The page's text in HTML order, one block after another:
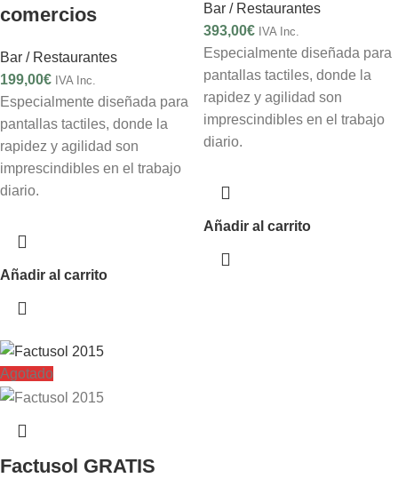
comercios
Bar / Restaurantes
199,00€ IVA Inc.
Especialmente diseñada para
pantallas tactiles, donde la
rapidez y agilidad son
imprescindibles en el trabajo
diario.
Añadir al carrito
Bar / Restaurantes
393,00€ IVA Inc.
Especialmente diseñada para
pantallas tactiles, donde la
rapidez y agilidad son
imprescindibles en el trabajo
diario.
Añadir al carrito
Agotado
Factusol GRATIS